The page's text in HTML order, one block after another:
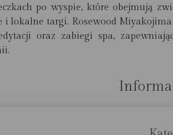
po wyspie, które obejmują
i lokalne targi. Rosewood
oraz zabiegi spa,